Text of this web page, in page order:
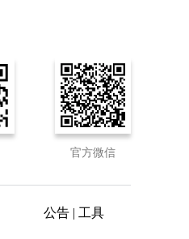
官方微信
公告 | 工具